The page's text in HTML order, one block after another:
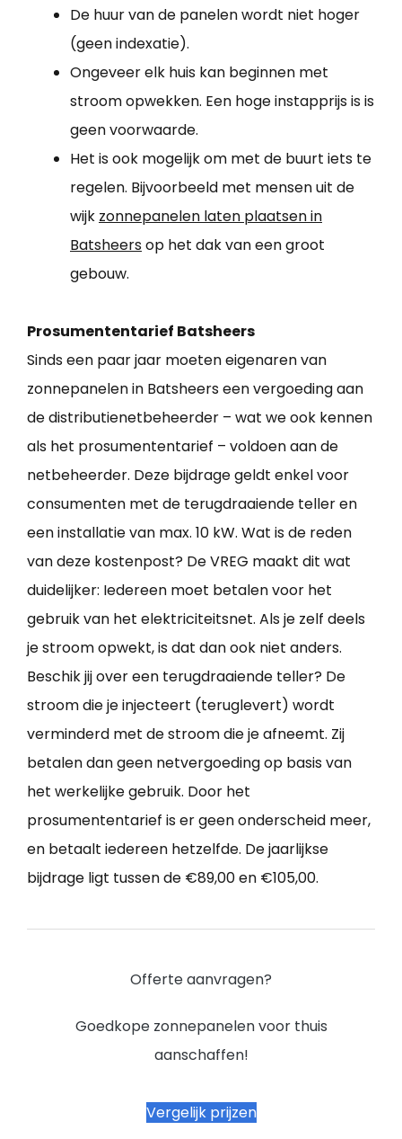
De huur van de panelen wordt niet hoger
(geen indexatie).
Ongeveer elk huis kan beginnen met
stroom opwekken. Een hoge instapprijs is is
geen voorwaarde.
Het is ook mogelijk om met de buurt iets te
regelen. Bijvoorbeeld met mensen uit de
wijk zonnepanelen laten plaatsen in
Batsheersop het dak van een groot
gebouw.
Prosumententarief Batsheers
Sinds een paar jaar moeten eigenaren van
zonnepanelen in Batsheers een vergoeding aan
de distributienetbeheerder – wat we ook kennen
als het prosumententarief – voldoen aan de
netbeheerder. Deze bijdrage geldt enkel voor
consumenten met de terugdraaiende teller en
een installatie van max. 10 kW. Wat is de reden
van deze kostenpost? De VREG maakt dit wat
duidelijker: Iedereen moet betalen voor het
gebruik van het elektriciteitsnet. Als je zelf deels
je stroom opwekt, is dat dan ook niet anders.
Beschik jij over een terugdraaiende teller? De
stroom die je injecteert (teruglevert) wordt
verminderd met de stroom die je afneemt. Zij
betalen dan geen netvergoeding op basis van
het werkelijke gebruik. Door het
prosumententarief is er geen onderscheid meer,
en betaalt iedereen hetzelfde. De jaarlijkse
bijdrage ligt tussen de €89,00 en €105,00.
Offerte aanvragen?
Goedkope zonnepanelen voor thuis
aanschaffen!
Vergelijk prijzen